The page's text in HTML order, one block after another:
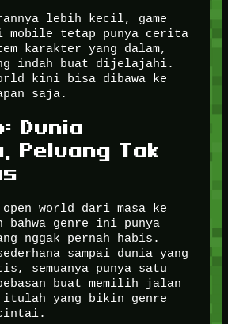
lebih kecil, game
mobile tetap punya cerita
karakter yang dalam,
indah buat dijelajahi.
kini bisa dibawa ke
saja.
Dunia
Peluang Tak
open world dari masa ke
bahwa genre ini punya
nggak pernah habis.
sampai dunia yang
semuanya punya satu
buat memilih jalan
yang bikin genre